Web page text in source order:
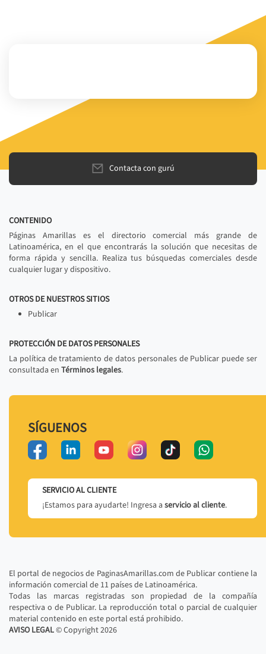
Contacta con gurú
CONTENIDO
Páginas Amarillas es el directorio comercial más grande de
Latinoamérica, en el que encontrarás la solución que necesitas de
forma rápida y sencilla. Realiza tus búsquedas comerciales desde
cualquier lugar y dispositivo.
OTROS DE NUESTROS SITIOS
Publicar
PROTECCIÓN DE DATOS PERSONALES
La política de tratamiento de datos personales de Publicar puede ser
consultada en Términos legales.
SÍGUENOS
SERVICIO AL CLIENTE
¡Estamos para ayudarte! Ingresa a servicio al cliente.
El portal de negocios de PaginasAmarillas.com de Publicar contiene la
información comercial de 11 países de Latinoamérica.
Todas las marcas registradas son propiedad de la compañía
respectiva o de Publicar. La reproducción total o parcial de cualquier
material contenido en este portal está prohibido.
AVISO LEGAL© Copyright2026